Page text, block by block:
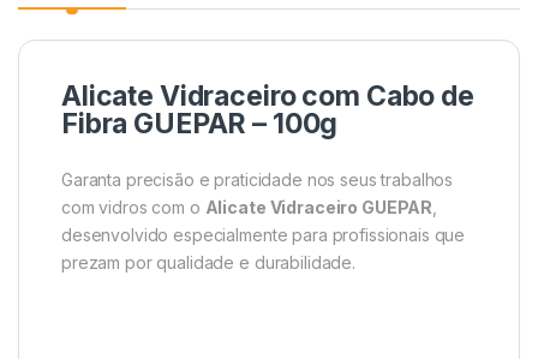
Alicate Vidraceiro com Cabo de
Fibra GUEPAR – 100g
Garanta precisão e praticidade nos seus trabalhos
com vidros com o Alicate Vidraceiro GUEPAR
desenvolvido especialmente para profissionais que
prezam por qualidade e durabilidade.